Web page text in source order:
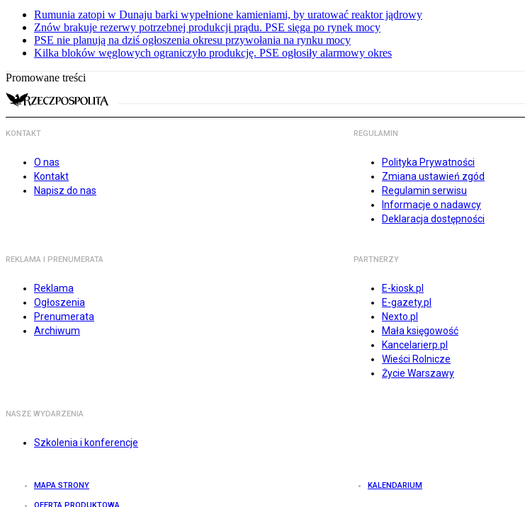
Rumunia zatopi w Dunaju barki wypełnione kamieniami, by uratować reaktor jądrowy
Znów brakuje rezerwy potrzebnej produkcji prądu. PSE sięga po rynek mocy
PSE nie planują na dziś ogłoszenia okresu przywołania na rynku mocy
Kilka bloków węglowych ograniczyło produkcję. PSE ogłosiły alarmowy okres
Promowane treści
KONTAKT
O nas
Kontakt
Napisz do nas
REGULAMIN
Polityka Prywatności
Zmiana ustawień zgód
Regulamin serwisu
Informacje o nadawcy
Deklaracja dostępności
REKLAMA I PRENUMERATA
Reklama
Ogłoszenia
Prenumerata
Archiwum
PARTNERZY
E-kiosk.pl
E-gazety.pl
Nexto.pl
Mała księgowość
Kancelarierp.pl
Wieści Rolnicze
Życie Warszawy
NASZE WYDARZENIA
Szkolenia i konferencje
MAPA STRONY KALENDARIUM